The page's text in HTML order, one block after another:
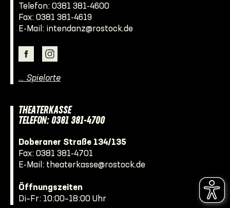
Telefon: 0381 381-4600
Fax: 0381 381-4619
E-Mail: intendanz@rostock.de
… Spielorte
THEATERKASSE
TELEFON: 0381 381-4700
Doberaner Straße 134/135
Fax: 0381 381-4701
E-Mail: theaterkasse@rostock.de
Öffnungszeiten
Di–Fr: 10:00–18:00 Uhr